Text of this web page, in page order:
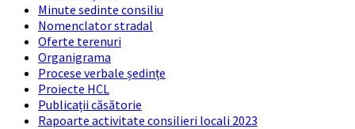
Minute sedinte consiliu
Nomenclator stradal
Oferte terenuri
Organigrama
Procese verbale ședințe
Proiecte HCL
Publicații căsătorie
Rapoarte activitate consilieri locali 2023